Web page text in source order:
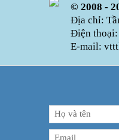
© 2008 -
Địa chỉ:
Điện thoại:
E-mail: